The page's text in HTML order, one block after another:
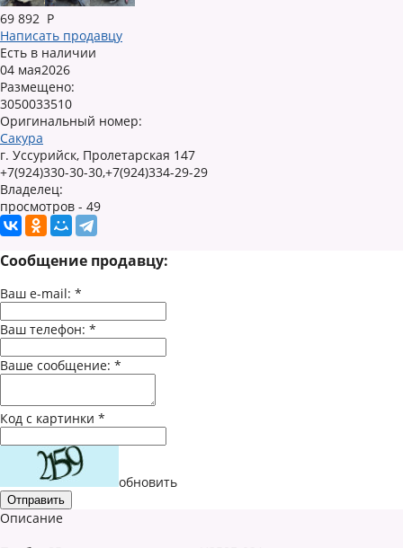
69 892 Р
Написать продавцу
Есть в наличии
04 мая2026
Размещено:
3050033510
Оригинальный номер:
Сакура
г. Уссурийск, Пролетарская 147
+7(924)330-30-30,+7(924)334-29-29
Владелец:
просмотров - 49
Сообщение продавцу:
Ваш e-mail: *
Ваш телефон: *
Ваше сообщение: *
Код с картинки *
обновить
Описание